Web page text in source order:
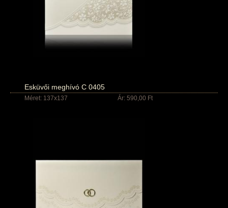
Esküvői meghívó C 0405
Méret: 137x137 Ár: 590,00 Ft